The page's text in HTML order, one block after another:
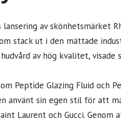
lansering av skönhetsmärket
stack ut i den mättade
av hög kvalitet, visade
Peptide Glazing Fluid och
använt sin egen stil för att
Laurent och Gucci.